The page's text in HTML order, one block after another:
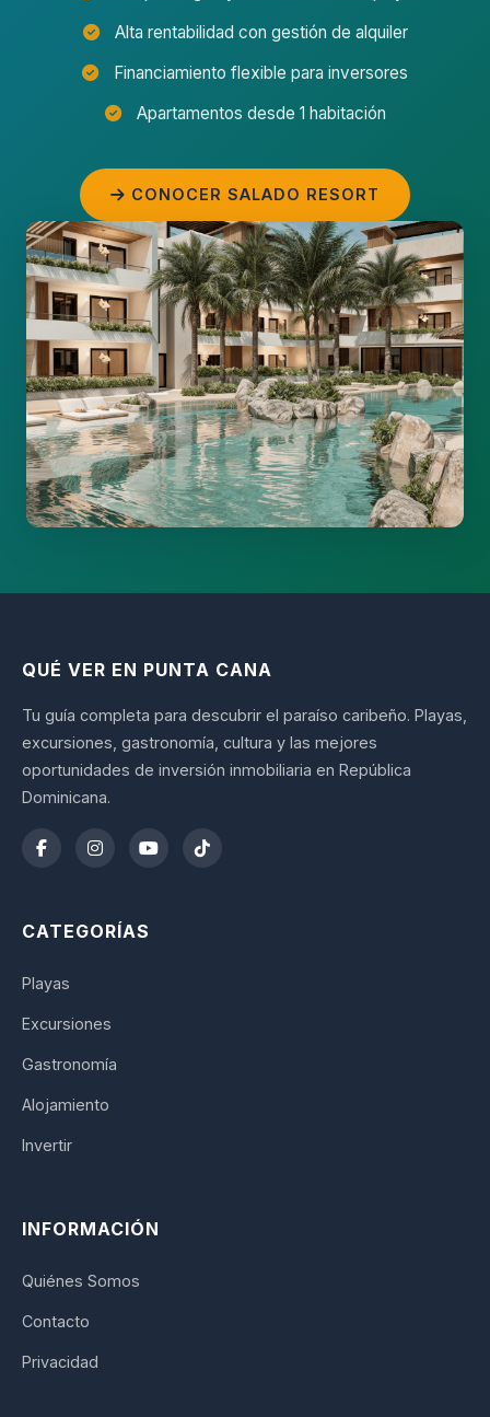
Alta rentabilidad con gestión de alquiler
Financiamiento flexible para inversores
Apartamentos desde 1 habitación
CONOCER SALADO RESORT
QUÉ VER EN PUNTA CANA
Tu guía completa para descubrir el paraíso caribeño. Playas,
excursiones, gastronomía, cultura y las mejores
oportunidades de inversión inmobiliaria en República
Dominicana.
CATEGORÍAS
Playas
Excursiones
Gastronomía
Alojamiento
Invertir
INFORMACIÓN
Quiénes Somos
Contacto
Privacidad